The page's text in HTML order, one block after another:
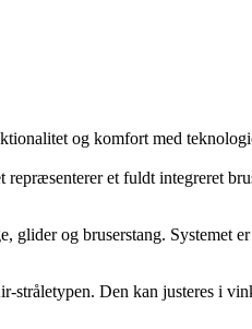
og komfort med
et fuldt integreret
glider og bruserstang. Systemet
Den kan justeres i